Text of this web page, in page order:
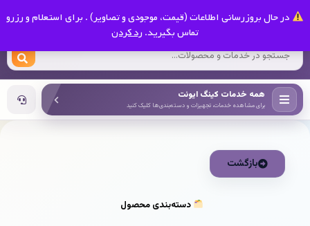
در حال بروزرسانی اطلاعات (قیمت، موجودی و تصاویر) . برای استعلام و رزرو
تماس بگیرید. رد کردن
کینگ ایونت
همه خدمات کینگ ایونت
برای مشاهده خدمات، تجهیزات و دسته‌بندی‌ها کلیک کنید
بازگشت
دسته‌بندی محصول